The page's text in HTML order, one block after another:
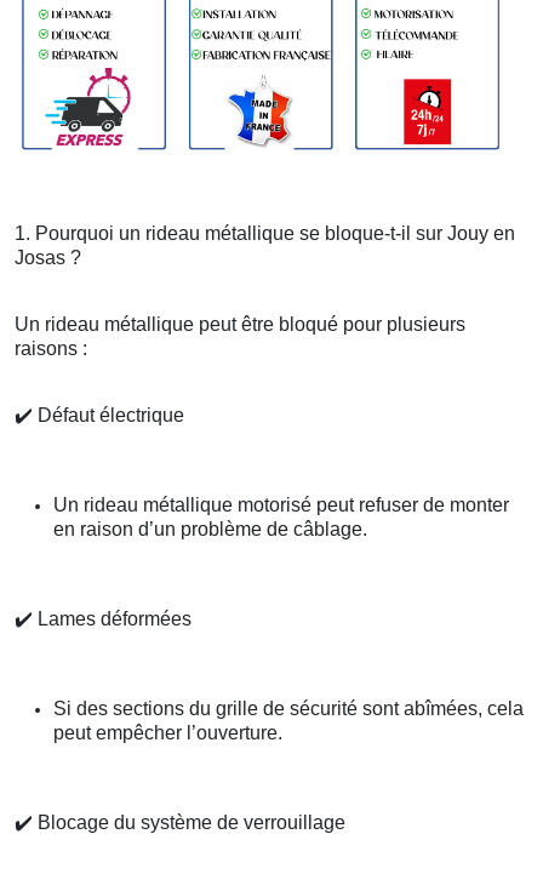
1. Pourquoi un rideau métallique se bloque-t-il sur Jouy en
Josas ?
Un rideau métallique peut être bloqué pour plusieurs
raisons :
✔️ Défaut électrique
Un rideau métallique motorisé peut refuser de monter
en raison d’un problème de câblage.
✔️ Lames déformées
Si des sections du grille de sécurité sont abîmées, cela
peut empêcher l’ouverture.
✔️ Blocage du système de verrouillage